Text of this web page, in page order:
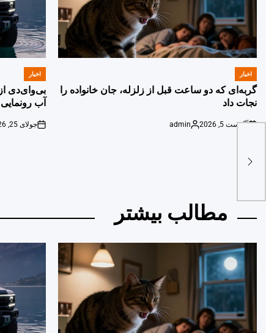
POSTED
IN
اخبار
گربه‌ای که دو ساعت قبل از زلزله، جان خانواده را
نجات داد
آگوست 5, 2026
Posted
admin
POSTED
اخبار
بی‌وای‌دی
آب
on
جولای 25, 2026
مطالب بیشتر